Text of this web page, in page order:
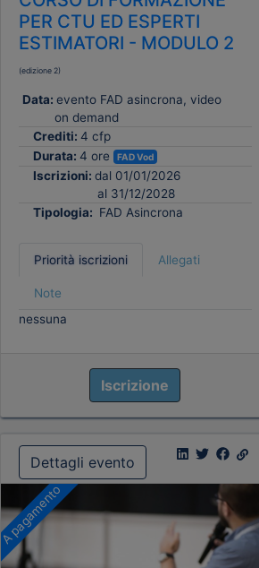
PER CTU ED ESPERTI
ESTIMATORI - MODULO 2
(edizione 2)
Data: evento FAD asincrona, video
on demand
Crediti: 4 cfp
Durata: 4 ore FAD Vod
Iscrizioni: dal 01/01/2026
al 31/12/2028
Tipologia: FAD Asincrona
Priorità iscrizioni Allegati
Note
nessuna
Iscrizione
Dettagli evento
A pagamento